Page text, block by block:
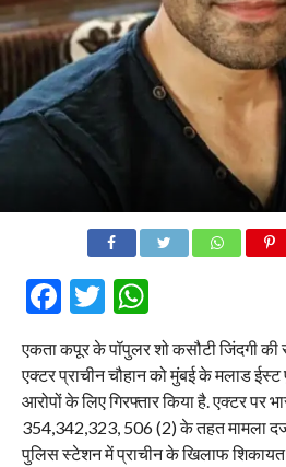
Facebook
Twitter
एकता कपूर के पॉपुलर शो कसौटी जिंदगी
एक्टर प्राचीन चौहान को मुंबई के मलाड
आरोपों के लिए गिरफ्तार किया है. एक्टर पर
354,342,323, 506 (2) के तहत मामला दर्ज
पुलिस स्टेशन में प्राचीन के खिलाफ शिकायत